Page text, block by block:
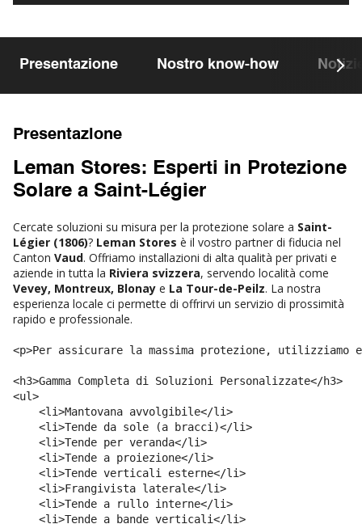
Presentazione Nostro know-how
Presentazione
Leman Stores: Esperti in Protezione
Solare a Saint-Légier
Cercate soluzioni su misura per la protezione solare a Saint-
Légier (1806)? Leman Stores è il vostro partner di fiducia nel
Canton Vaud. Offriamo installazioni di alta qualità per privati e
aziende in tutta la Riviera svizzera, servendo località come
Vevey, Montreux, Blonay e La Tour-de-Peilz. La nostra
esperienza locale ci permette di offrirvi un servizio di prossimità
rapido e professionale.
<p>Per assicurare la massima protezione,
<h3>Gamma Completa di Soluzioni Personalizzate</h3>
<ul>
    <li>Mantovana avvolgibile</li>
    <li>Tende da sole (a bracci)</li>
    <li>Tende per veranda</li>
    <li>Tende a proiezione</li>
    <li>Tende verticali esterne</li>
    <li>Frangivista laterale</li>
    <li>Tende a rullo interne</li>
    <li>Tende a bande verticali</li>